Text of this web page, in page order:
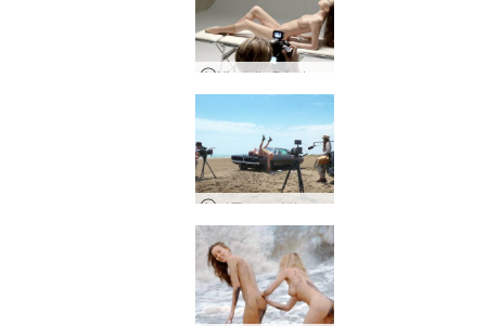
서쪽으로 어린 소녀 만들기